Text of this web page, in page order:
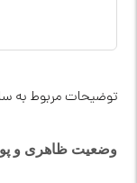
توضیحات مربوط به
وضعیت ظاهری و